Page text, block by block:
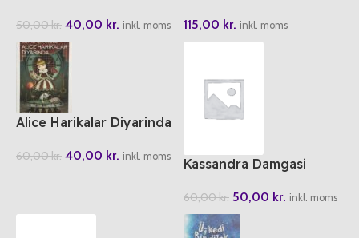
50,00kr. 40,00 kr. inkl. moms 115,00 kr. inkl. moms
Alice Harikalar Diyarinda
60,00kr. 40,00 kr. inkl. moms Kassandra Damgasi
60,00kr. 50,00 kr. inkl. moms